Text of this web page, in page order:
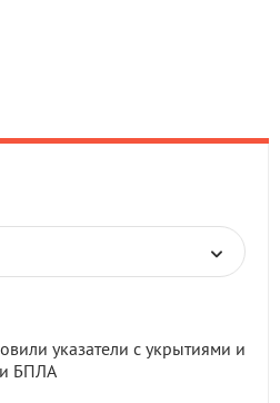
указатели с укрытиями и
БПЛА